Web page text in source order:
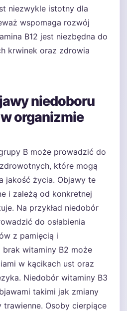
niezwykle istotny dla
wspomaga rozwój
B12 jest niezbędna do
krwinek oraz zdrowia
niedoboru
organizmie
B może prowadzić do
które mogą
jakość życia. Objawy te
i zależą od konkretnej
Na przykład niedobór
do osłabienia
z pamięcią i
witaminy B2 może
w kącikach ust oraz
Niedobór witaminy B3
takimi jak zmiany
Osoby cierpiące